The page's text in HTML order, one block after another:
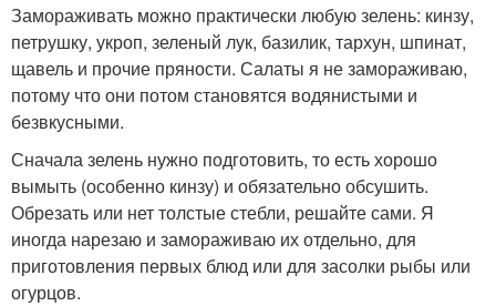
Замораживать можно практически любую зелень: кинзу,
петрушку, укроп, зеленый лук, базилик, тархун, шпинат,
щавель и прочие пряности. Салаты я не замораживаю,
потому что они потом становятся водянистыми и
безвкусными.
Сначала зелень нужно подготовить, то есть хорошо
вымыть (особенно кинзу) и обязательно обсушить.
Обрезать или нет толстые стебли, решайте сами. Я
иногда нарезаю и замораживаю их отдельно, для
приготовления первых блюд или для засолки рыбы или
огурцов.